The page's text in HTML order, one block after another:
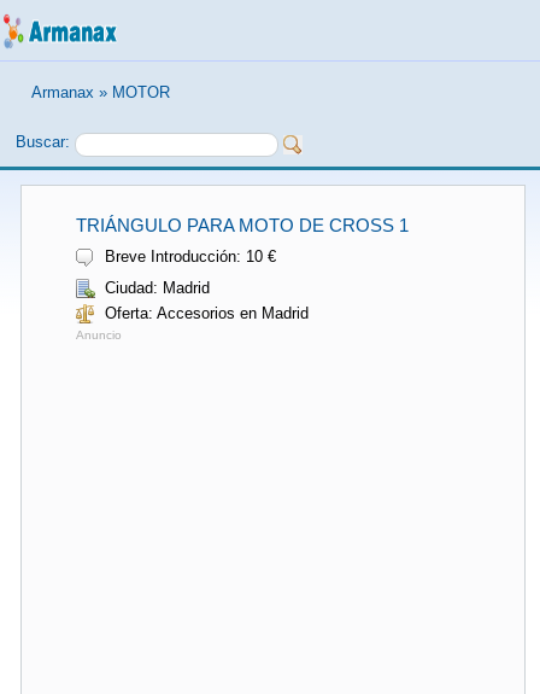
Armanax » MOTOR
Buscar:
TRIÁNGULO PARA MOTO DE CROSS 1
Breve Introducción: 10 €
Ciudad: Madrid
Oferta: Accesorios en Madrid
Anuncio